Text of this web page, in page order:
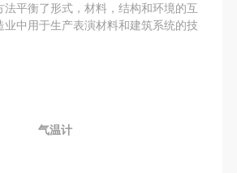
平衡了形式，材料，结构和环境的互
中用于生产表演材料和建筑系统的技
气温计